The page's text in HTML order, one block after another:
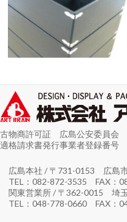
古物商許可証 広島公安委員会
適格請求書発行事業者登録番
広島本社 / 〒731-0153 広島
TEL：082-872-3535 FAX：
関東営業所 / 〒362-0015 埼
TEL：048-778-0660 FAX：